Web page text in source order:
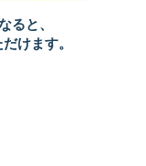
せいただけたらと思い
より制限がござ
クにもオススメ
ー・玄関・お湯はり機
等々・・・
ると、
けます。